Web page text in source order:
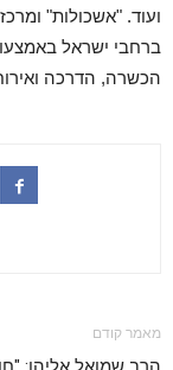
ועוד. "אשכולות"
ברחבי ישראל באמצעות
הכשרה, הדרכה
מאמר קודם